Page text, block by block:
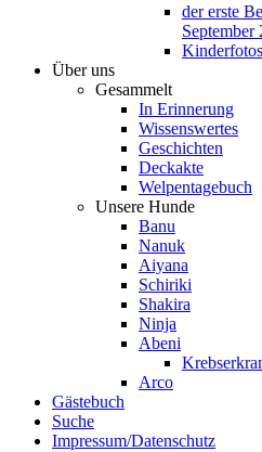
der erste
September
Kinderfotos
Über uns
Gesammelt
In Erinnerung
Wissenswertes
Geschichten
Deckakte
Welpentagebuch
Unsere Hunde
Banu
Nanuk
Aiyana
Schiriki
Shakira
Ninja
Abeni
Arco
Gästebuch
Suche
Impressum/Datenschutz